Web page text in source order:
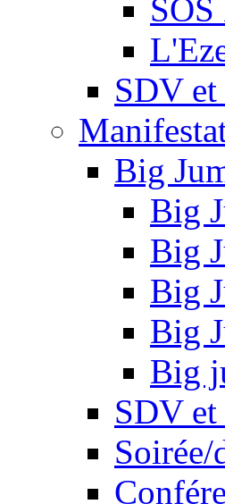
SDV
Big
Big
Big
Big
Big
Big
SDV
Soirée/